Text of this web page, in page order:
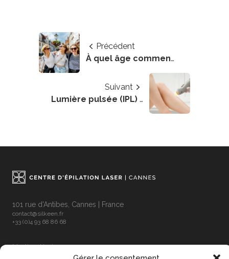
Précédent
À quel âge commencer l’épilation laser ?
Suivant
Lumière pulsée (IPL) ou laser médical : quelles différences ?
101 rue d'Antibes, Cannes | France
contact@silkeen.fr
+33 (0)4 93 68 86 68
Mentions légales